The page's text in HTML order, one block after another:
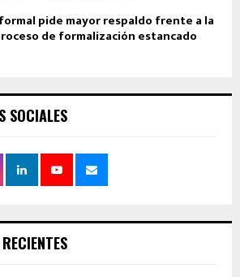
pide mayor respaldo frente a la
de formalización estancado
SOCIALES